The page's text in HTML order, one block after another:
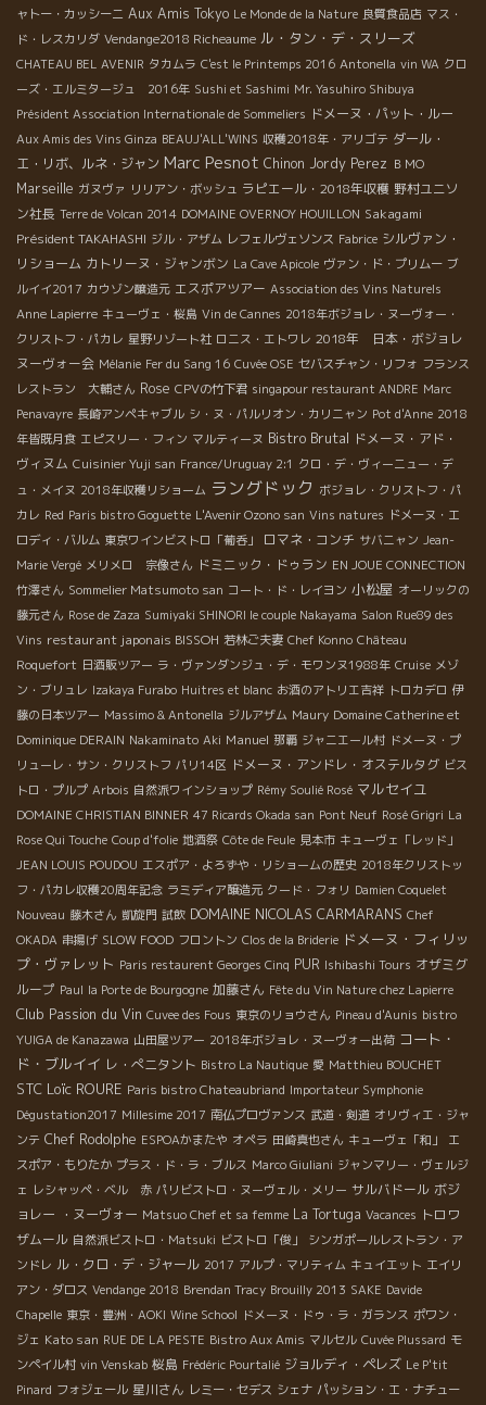
ャトー・カッシーニ Aux Amis Tokyo Le Monde de la Nature 良質食品店 マス・
ド・レスカリダ Vendange2018 Richeaume ル・タン・デ・スリーズ
CHATEAU BEL AVENIR タカムラ C'est le Printemps 2016 Antonella vin WA クロ
ーズ・エルミタージュ 2016年 Sushi et Sashimi Mr. Yasuhiro Shibuya
Président Association Internationale de Sommeliers ドメーヌ・パット・ルー
Aux Amis des Vins Ginza BEAUJ'ALL'WINS 収穫2018年・アリゴテ ダール・
エ・リボ、ルネ・ジャン Marc Pesnot Chinon Jordy Perez ＢＭО
Marseille ガヌヴァ リリアン・ボッシュ ラピエール・2018年収穫 野村ユニソ
ン社長 Terre de Volcan 2014 DOMAINE OVERNOY HOUILLON Sakagami
Président TAKAHASHI ジル・アザム レフェルヴェソンス Fabrice シルヴァン・
リショーム カトリーヌ・ジャンボン La Cave Apicole ヴァン・ド・プリムー ブ
ルイイ2017 カウゾン醸造元 エスポアツアー Association des Vins Naturels
Anne Lapierre キューヴェ・桜島 Vin de Cannes 2018年ボジョレ・ヌーヴォー・
クリストフ・パカレ 星野リゾート社 ロニス・エトワレ 2018年 日本・ボジョレ
ヌーヴォー会 Mélanie Fer du Sang 16 Cuvée OSE セバスチャン・リフォ フランス
レストラン 大輔さん Rose CPVの竹下君 singapour restaurant ANDRE Marc
Penavayre 長崎アンペキャブル シ・ヌ・パルリオン・カリニャン Pot d'Anne 2018
年皆既月食 エピスリー・フィン マルティーヌ Bistro Brutal ドメーヌ・アド・
ヴィヌム Cuisinier Yuji san France/Uruguay 2:1 クロ・デ・ヴィーニュー・デ
ュ・メイヌ 2018年収穫リショーム ラングドック ボジョレ・クリストフ・パ
カレ Red Paris bistro Goguette L'Avenir Ozono san Vins natures ドメーヌ・エ
ロディ・バルム 東京ワインビストロ「葡呑」 ロマネ・コンチ サバニャン Jean-
Marie Vergé メリメロ 宗像さん ドミニック・ドゥラン EN JOUE CONNECTION
竹澤さん Sommelier Matsumoto san コート・ド・レイヨン 小松屋 オーリックの
藤元さん Rose de Zaza Sumiyaki SHINORI le couple Nakayama Salon Rue89 des
Vins restaurant japonais BISSOH 若林ご夫妻 Chef Konno Château
Roquefort 日酒販ツアー ラ・ヴァンダンジュ・デ・モワンヌ1988年 Cruise メゾ
ン・ブリュレ Izakaya Furabo Huitres et blanc お酒のアトリエ吉祥 トロカデロ 伊
藤の日本ツアー Massimo & Antonella ジルアザム Maury Domaine Catherine et
Dominique DERAIN Nakaminato Aki Manuel 那覇 ジャニエール村 ドメーヌ・プ
リューレ・サン・クリストフ パリ14区 ドメーヌ・アンドレ・オステルタグ ビス
トロ・プルプ Arbois 自然派ワインショップ Rémy Soulié Rosé マルセイユ
DOMAINE CHRISTIAN BINNER 47 Ricards Okada san Pont Neuf Rosé Grigri La
Rose Qui Touche Coup d'folie 地酒祭 Côte de Feule 見本市 キューヴェ「レッド」
JEAN LOUIS POUDOU エスポア・よろずや・リショームの歴史 2018年クリストッ
フ・パカレ収穫20周年記念 ラミディア醸造元 クード・フォリ Damien Coquelet
Nouveau 藤木さん 凱旋門 試飲 DOMAINE NICOLAS CARMARANS Chef
OKADA 串揚げ SLOW FOOD フロントン Clos de la Briderie ドメーヌ・フィリッ
プ・ヴァレット Paris restaurent Georges Cinq PUR Ishibashi Tours オザミグ
ループ Paul la Porte de Bourgogne 加藤さん Fête du Vin Nature chez Lapierre
Club Passion du Vin Cuvee des Fous 東京のリョウさん Pineau d'Aunis bistro
YUIGA de Kanazawa 山田屋ツアー 2018年ボジョレ・ヌーヴォー出荷 コート・
ド・ブルイイ レ・ぺニタント Bistro La Nautique 愛 Matthieu BOUCHET
STC Loïc ROURE Paris bistro Chateaubriand Importateur Symphonie
Dégustation2017 Millesime 2017 南仏プロヴァンス 武道・剣道 オリヴィエ・ジャ
ンテ Chef Rodolphe ESPOAかまたや オペラ 田崎真也さん キューヴェ「和」
エ
スポア・もりたか プラス・ド・ラ・ブルス Marco Giuliani ジャンマリー・ヴェルジ
ェ レシャッペ・ベル 赤 パリビストロ・ヌーヴェル・メリー サルバドール ボジ
ョレー ・ヌーヴォー Matsuo Chef et sa femme La Tortuga Vacances トロワ
ザムール 自然派ビストロ・Matsuki ビストロ「俊」
シンガポールレストラン・ア
ンドレ ル・クロ・デ・ジャール 2017 アルプ・マリティム キュイエット エイリ
アン・ダロス Vendange 2018 Brendan Tracy Brouilly 2013 SAKE Davide
Chapelle 東京・豊洲・AOKI Wine School ドメーヌ・ドゥ・ラ・ガランス ポワン・
ジェ Kato san RUE DE LA PESTE Bistro Aux Amis マルセル Cuvée Plussard モ
ンペイル村 vin Venskab 桜島 Frédéric Pourtalié ジョルディ・ペレズ Le P'tit
Pinard フォジェール 星川さん レミー・セデス シェナ パッション・エ・ナチュー